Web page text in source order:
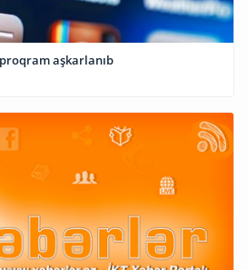
aşkarlanıb